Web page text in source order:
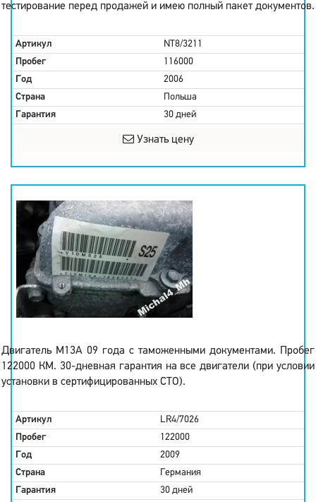
тестирование перед продажей и имею полный пакет документов.
Артикул
NT8/3211
Пробег
116000
Год
2006
Страна
Польша
Гарантия
30 дней
Узнать цену
Двигатель M13A 09 года с таможенными документами. Пробег
122000 КМ. 30-дневная гарантия на все двигатели (при условии
установки в сертифицированных СТО).
Артикул
LR4/7026
Пробег
122000
Год
2009
Страна
Германия
Гарантия
30 дней